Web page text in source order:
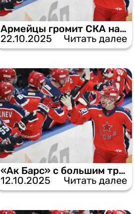
Армейцы громит СКА на его льду, забив четыре шайбы.
22.10.2025
Читать далее
«Ак Барс» с большим трудом обыгрывает ЦСКА в Москве.
12.10.2025
Читать далее